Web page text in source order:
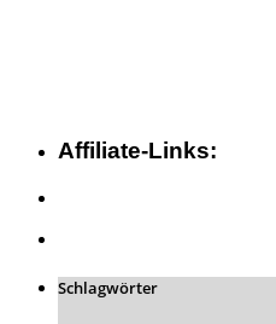
Affiliate-Links:
Schlagwörter